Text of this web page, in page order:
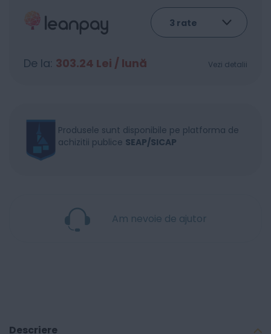
De la: 303.24 Lei / lună Vezi detalii
Produsele sunt disponibile pe platforma de
achizitii publice SEAP/SICAP
Am nevoie de ajutor
Descriere